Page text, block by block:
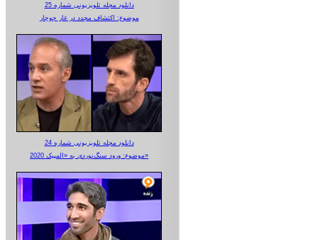
دانلود مجله تلویزیونی شماره 25
موضوع: اکتشاف مجدد در غار جوجار
دانلود مجله تلویزیونی شماره 24
موضوع: ورود سنگ‌نوردی به «المپیک 2020»